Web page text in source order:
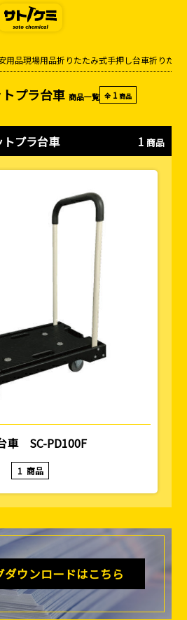
用品現場用品折りたたみ式手押し台車折りたた
プラ台車 商品一覧 全 1 商品
プラ台車 1 商品
車 SC-PD100F
1 商品
ダウンロードはこちら